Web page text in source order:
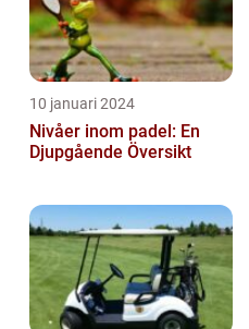
10 januari 2024
Nivåer inom padel: En
Djupgående Översikt